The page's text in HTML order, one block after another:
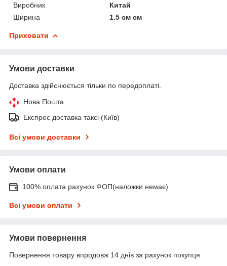
Виробник
Китай
Ширина
1.5 см см
Приховати
Умови доставки
Доставка здійснюється тільки по передоплаті.
Нова Пошта
Експрес доставка таксі (Київ)
Всі умови доставки
Умови оплати
100% оплата рахунок ФОП(наложки немає)
Всі умови оплати
Умови повернення
Повернення товару впродовж 14 днів за рахунок покупця